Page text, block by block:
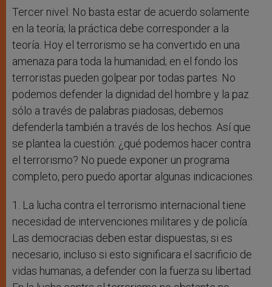
Tercer nivel: No basta estar de acuerdo solamente
en la teoría; la práctica debe corresponder a la
teoría. Hoy el terrorismo se ha convertido en una
amenaza para toda la humanidad; en el fondo los
terroristas pueden golpear por todas partes. No
podemos defender la dignidad del hombre y la paz
sólo a través de palabras piadosas, debemos
defenderla también a través de los hechos. Así que
se plantea la cuestión: ¿qué podemos hacer contra
el terrorismo? No puede exponer un programa
completo, pero puedo aportar algunas indicaciones.
1. La lucha contra el terrorismo internacional tiene
necesidad de intervenciones militares y de policía.
Las democracias deben estar dispuestas, si es
necesario, incluso si esto significara el sacrificio de
vidas humanas, a defender con la fuerza su libertad.